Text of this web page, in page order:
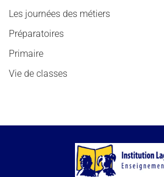
Les journées des métiers
Préparatoires
Primaire
Vie de classes